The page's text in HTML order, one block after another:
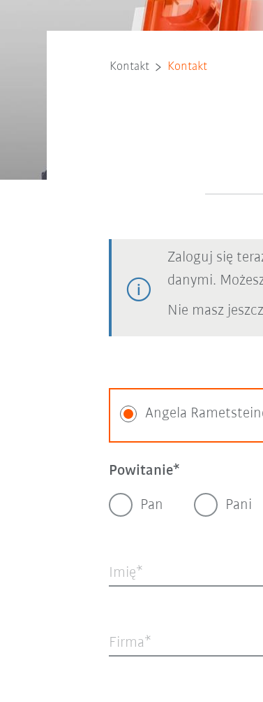
Kontakt Kontakt
Zaloguj się
danymi.
Nie masz
Angela
Powitanie
Pan Pani
Imię
Firma